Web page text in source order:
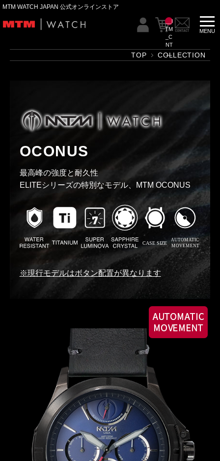
MTM WATCH JAPAN 公式オンラインストア
__I
TM
_C
NT
__
TOP COLLECTION
OCONUS
最高峰の強度と耐久性
ELITEシリーズの特別なモデル、MTM OCONUS
※現行モデルはボタン配置が異なります